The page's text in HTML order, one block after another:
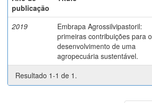
publicação
2019
Embrapa Agrossilvipastoril:
primeiras contribuições para o
desenvolvimento de uma
agropecuária sustentável.
Resultado 1-1 de 1.